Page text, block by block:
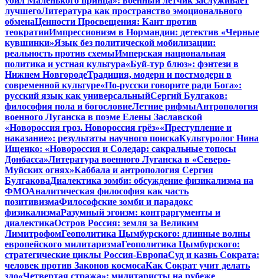
лучшегоЛитература как пространство эмоционального
обменаЦенности Просвещения: Кант против
теократииИмпрессионизм в Нормандии: детектив «Черные
кувшинки»Язык без политической мобилизации:
реальность против схемыИмперская национальная
политика и устная культура«Буй-тур блюз»: фэнтези в
Нижнем НовгородеТрадиция, модерн и постмодерн в
современной культуре«По-русски говорите ради Бога»:
русский язык как универсальныйСергий Булгаков:
философия пола и богословиеЛетние рифмыАнтропология
военного Луганска в поэме Елены Заславской
«Новороссия гроз. Новороссия грёз»«Преступление и
наказание»: результаты научного поискаКультуролог Нина
Ищенко: «Новороссия и Соледар: сакральные топосы
Донбасса»Литература военного Луганска в «Северо-
Муйских огнях»Каббала и антропология Сергия
БулгаковаДиалектика зомби: обсуждение физикализма на
ФМОАналитическая философия как часть
позитивизмаФилософские зомби и парадокс
физикализмаРазумный эгоизм: контраргументы и
диалектикаОстров Россия: земля за Великим
ЛимитрофомГеополитика Цымбурского: длинные волны
европейского милитаризмаГеополитика Цымбурского:
стратегические циклы Россия-ЕвропаСуд и казнь Сократа:
человек против Законов космосаКак Сократ учит делать
зло«Четвертая стража»: милитаристы на рубеже